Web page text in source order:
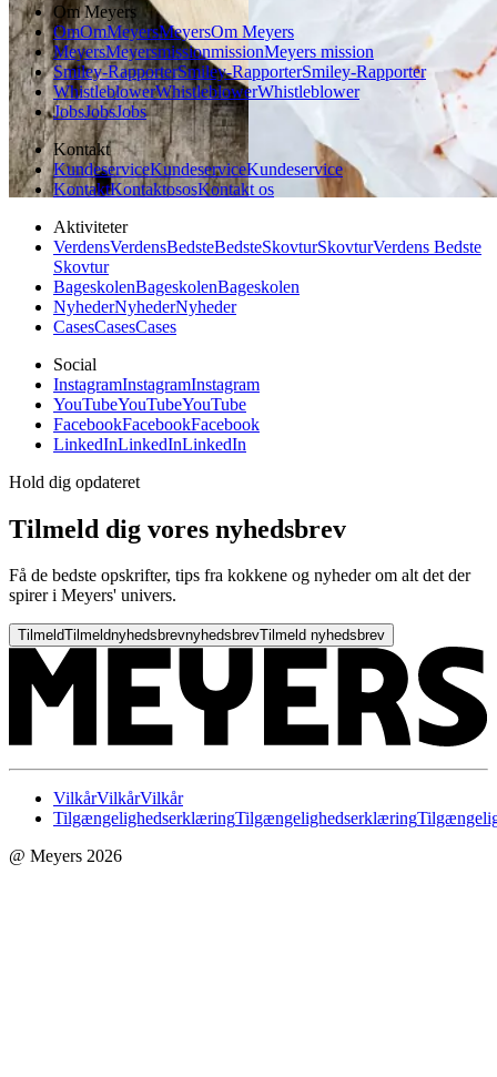
Om Meyers
OmOmMeyersMeyersOm Meyers
MeyersMeyersmissionmissionMeyers mission
Smiley-RapporterSmiley-RapporterSmiley-Rapporter
WhistleblowerWhistleblowerWhistleblower
JobsJobsJobs
Kontakt
KundeserviceKundeserviceKundeservice
KontaktKontaktososKontakt os
Aktiviteter
VerdensVerdensBedsteBedsteSkovturSkovturVerdens Bedste
Skovtur
BageskolenBageskolenBageskolen
NyhederNyhederNyheder
CasesCasesCases
Social
InstagramInstagramInstagram
YouTubeYouTubeYouTube
FacebookFacebookFacebook
LinkedInLinkedInLinkedIn
Hold dig opdateret
Tilmeld dig vores nyhedsbrev
Få de bedste opskrifter, tips fra kokkene og nyheder om alt det der
spirer i Meyers' univers.
TilmeldTilmeldnyhedsbrevnyhedsbrevTilmeld nyhedsbrev
VilkårVilkårVilkår
TilgængelighedserklæringTilgængelighedserklæring
@ Meyers 2026